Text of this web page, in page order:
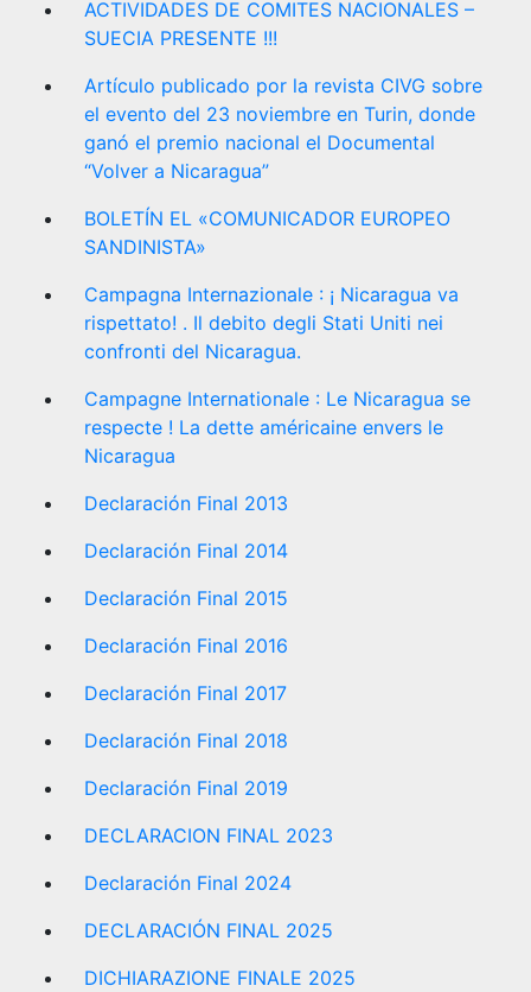
ACTIVIDADES DE COMITES NACIONALES –
SUECIA PRESENTE !!!
Artículo publicado por la revista CIVG sobre
el evento del 23 noviembre en Turin, donde
ganó el premio nacional el Documental
“Volver a Nicaragua”
BOLETÍN EL «COMUNICADOR EUROPEO
SANDINISTA»
Campagna Internazionale : ¡ Nicaragua va
rispettato! . Il debito degli Stati Uniti nei
confronti del Nicaragua.
Campagne Internationale : Le Nicaragua se
respecte ! La dette américaine envers le
Nicaragua
Declaración Final 2013
Declaración Final 2014
Declaración Final 2015
Declaración Final 2016
Declaración Final 2017
Declaración Final 2018
Declaración Final 2019
DECLARACION FINAL 2023
Declaración Final 2024
DECLARACIÓN FINAL 2025
DICHIARAZIONE FINALE 2025